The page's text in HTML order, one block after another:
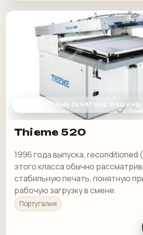
ТРАФАРЕТНЫЕ ПЕЧАТНЫЕ МАШИНЫ
Thieme 520
1996 года выпуска,
этого класса обычно
стабильную печать, понятную
рабочую загрузку в смене.
Португалия